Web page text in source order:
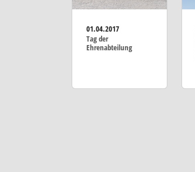
01.04.2017
Tag der
Ehrenabteilung